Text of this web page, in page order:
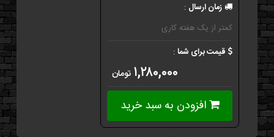
زمان ارسال :
کمتر از یک هفته کاری
قیمت برای شما:
۱,۲۸۰,۰۰۰ تومان
افزودن به سبد خرید